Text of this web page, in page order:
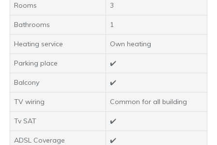
Rooms 3
Bathrooms 1
Heating service Own heating
Parking place ✔️
Balcony ✔️
TV wiring Common for all building
Tv SAT ✔️
ADSL Coverage ✔️